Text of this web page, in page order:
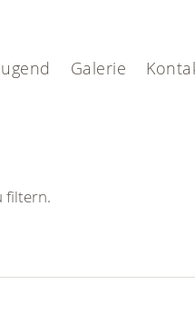
Galerie
filtern.